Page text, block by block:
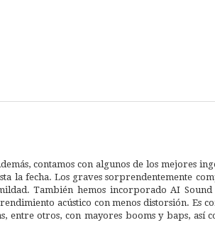
contamos con algunos de los mejores
la fecha. Los graves sorprendentemente
También hemos incorporado AI Sound
acústico con menos distorsión. Es
otros, con mayores booms y baps, así